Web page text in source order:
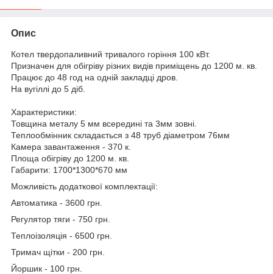
Опис
Котел твердопаливний тривалого горіння 100 кВт.
Призначен для обігріву різних видів приміщень до 1200 м. кв.
Працює до 48 год на одній закладці дров.
На вугіллі до 5 діб.
Характеристики:
Товщина металу 5 мм всередині та 3мм зовні.
Теплообмінник складається з 48 труб діаметром 76мм
Камера завантаження - 370 к.
Площа обігріву до 1200 м. кв.
Габарити: 1700*1300*670 мм
Можливість додаткової комплектації:
Автоматика - 3600 грн.
Регулятор тяги - 750 грн.
Теплоізоляція - 6500 грн.
Тримач щітки - 200 грн.
Йоршик - 100 грн.